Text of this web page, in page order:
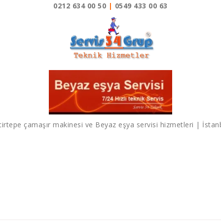
0212 634 00 50 | 0549 433 00 63
çamaşır makinesi ve Beyaz eşya servisi hizmetleri |